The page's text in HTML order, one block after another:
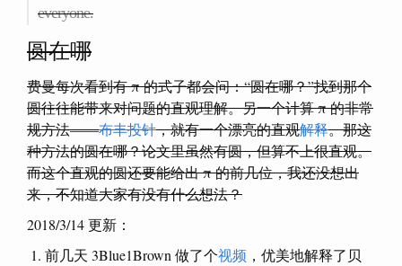
everyone.
圆在哪
费曼每次看到有 π 的式子都会问：“圆在哪？”找到那个
圆往往能带来对问题的直观理解。另一个计算 π 的非常
规方法——布丰投针，就有一个漂亮的直观解释。那这
种方法的圆在哪？论文里虽然有圆，但算不上很直观。
而这个直观的圆还要能给出 π 的前几位，我还没想出
来，不知道大家有没有什么想法？
2018/3/14 更新：
前几天 3Blue1Brown 做了个视频 ，优美地解释了贝